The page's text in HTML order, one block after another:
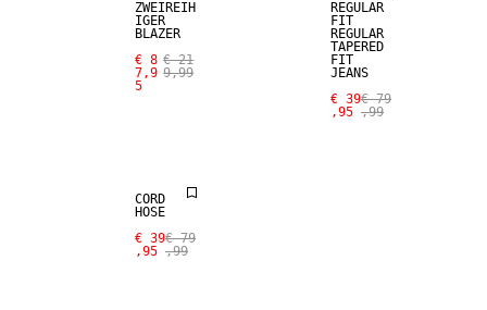
ZWEIREIH
IGER
BLAZER
€ 8
7,9
5
€ 21
9,99
REGULAR
FIT
REGULAR
TAPERED
FIT
JEANS
€ 39
,95
€ 79
,99
CORD
HOSE
€ 39
,95
€ 79
,99